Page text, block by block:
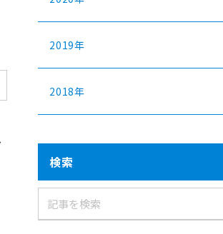
2019年
2018年
検索